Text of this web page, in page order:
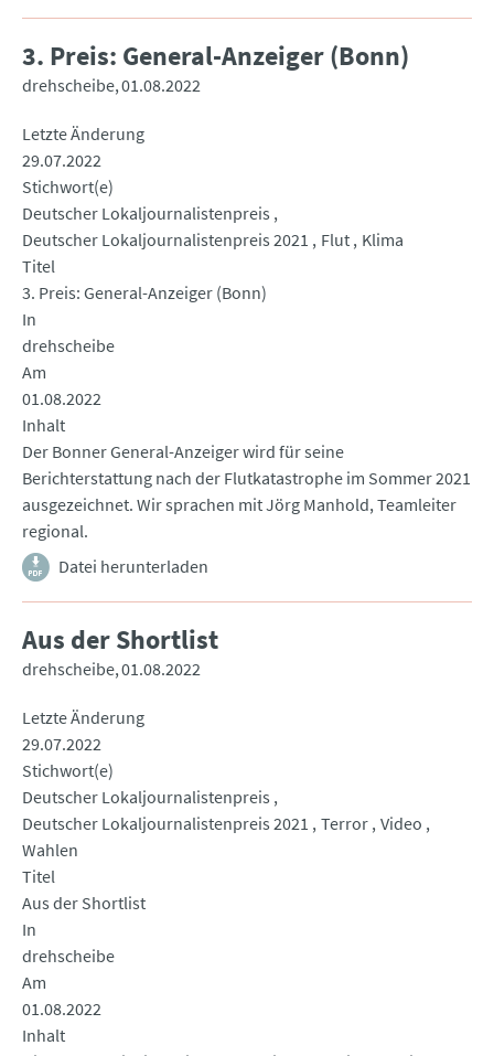
3. Preis: General-Anzeiger (Bonn)
drehscheibe 01.08.2022
Letzte Änderung
29.07.2022
Stichwort(e)
Deutscher Lokaljournalistenpreis
Deutscher Lokaljournalistenpreis 2021
Flut Klima
Titel
3. Preis: General-Anzeiger (Bonn)
In
drehscheibe
Am
01.08.2022
Inhalt
Der Bonner General-Anzeiger wird für seine
Berichterstattung nach der Flutkatastrophe im Sommer 2021
ausgezeichnet. Wir sprachen mit Jörg Manhold, Teamleiter
regional.
Datei herunterladen
Aus der Shortlist
drehscheibe 01.08.2022
Letzte Änderung
29.07.2022
Stichwort(e)
Deutscher Lokaljournalistenpreis
Deutscher Lokaljournalistenpreis 2021 Terror Video
Wahlen
Titel
Aus der Shortlist
In
drehscheibe
Am
01.08.2022
Inhalt